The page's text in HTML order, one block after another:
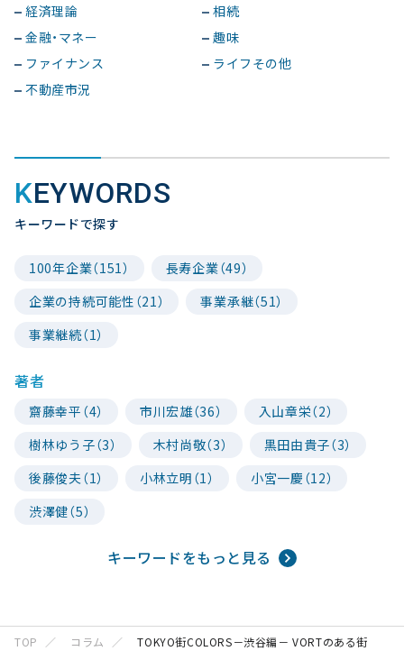
経済理論
金融・マネー
ファイナンス
不動産市況
相続
趣味
ライフその他
KEYWORDS
キーワードで探す
100年企業（151）
長寿企業（49）
企業の持続可能性（21）
事業承継（51）
事業継続（1）
著者
齋藤幸平（4） 市川宏雄（36）
入山章栄（2）
樹林ゆう子（3）
木村尚敬（3）
黒田由貴子（3）
後藤俊夫（1）
小林立明（1）
小宮一慶（12）
渋澤健（5）
キーワードをもっと見る
TOP コラム TOKYO街COLORS－渋谷編－ VORTのある街